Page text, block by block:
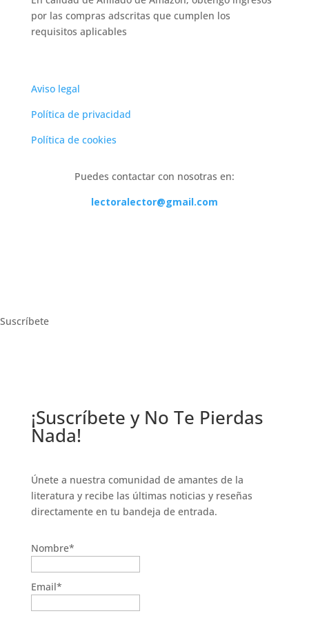
por las compras adscritas que cumplen los
requisitos aplicables
Aviso legal
Política de privacidad
Política de cookies
Puedes contactar con nosotras en:
lectoralector@gmail.com
Suscríbete
¡Suscríbete y No Te Pierdas
Nada!
Únete a nuestra comunidad de amantes de la
literatura y recibe las últimas noticias y reseñas
directamente en tu bandeja de entrada.
Nombre*
Email*